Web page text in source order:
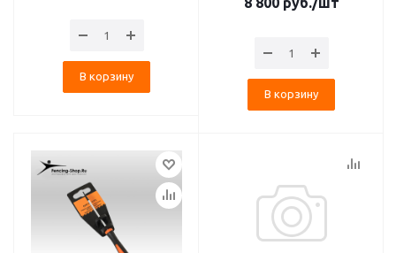
В корзину
В корзину